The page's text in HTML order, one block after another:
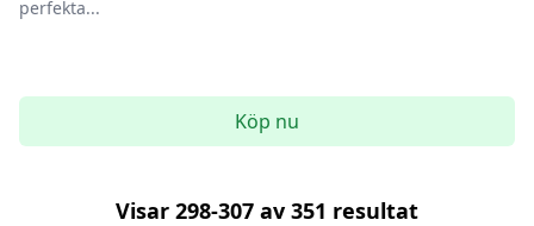
perfekta...
Köp nu
Visar 298-307 av 351 resultat